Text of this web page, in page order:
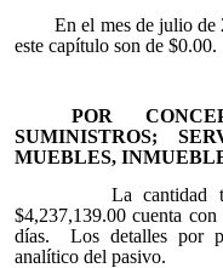
En el mes de julio de
este capítulo son de $0.00.
POR
SUMINISTROS;
MUEBLES,
La cantidad total
$4,237,139.00 cuenta
días. Los detalles por
analítico del pasivo.